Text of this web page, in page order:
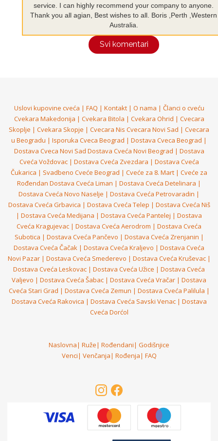
service. I can highly recommend your company to anyone.
Thank you all agian, Best wishes to all. Boris ,Perth ,Western
Australia.
Svi komentari
Uslovi kupovine cveća | FAQ | Kontakt | O nama | Članci o cveću
Cvekara Makedonija | Cvekara Bitola | Cvekara Ohrid | Cvecara
Skoplje | Cvekara Skopje | Cvecara Nis Cvecara Novi Sad | Cvecara
u Beogradu | Isporuka Cveca Beograd | Dostava Cveca Beograd |
Dostava Cveca Novi Sad Dostava Cveća Novi Beograd | Dostava
Cveća Voždovac | Dostava Cveća Zvezdara | Dostava Cveća
Čukarica | Svadbeno Cveće Beograd | Cveće za 8. Mart | Cveće za
Rođendan Dostava Cveća Liman | Dostava Cveća Detelinara |
Dostava Cveća Novo Naselje | Dostava Cveća Petrovaradin |
Dostava Cveća Grbavica | Dostava Cveća Telep | Dostava Cveća Niš
| Dostava Cveća Medijana | Dostava Cveća Pantelej | Dostava
Cveća Kragujevac | Dostava Cveća Aerodrom | Dostava Cveća
Subotica | Dostava Cveća Pančevo | Dostava Cveća Zrenjanin |
Dostava Cveća Čačak | Dostava Cveća Kraljevo | Dostava Cveća
Novi Pazar | Dostava Cveća Smederevo | Dostava Cveća Kruševac |
Dostava Cveća Leskovac | Dostava Cveća Užice | Dostava Cveća
Valjevo | Dostava Cveća Šabac | Dostava Cveća Vračar | Dostava
Cveća Stari Grad | Dostava Cveća Zemun | Dostava Cveća Palilula |
Dostava Cveća Rakovica | Dostava Cveća Savski Venac | Dostava
Cveća Dorćol
Naslovna| Ruže| Rođendani| Godišnjice
Venci| Venčanja| Rođenja| FAQ